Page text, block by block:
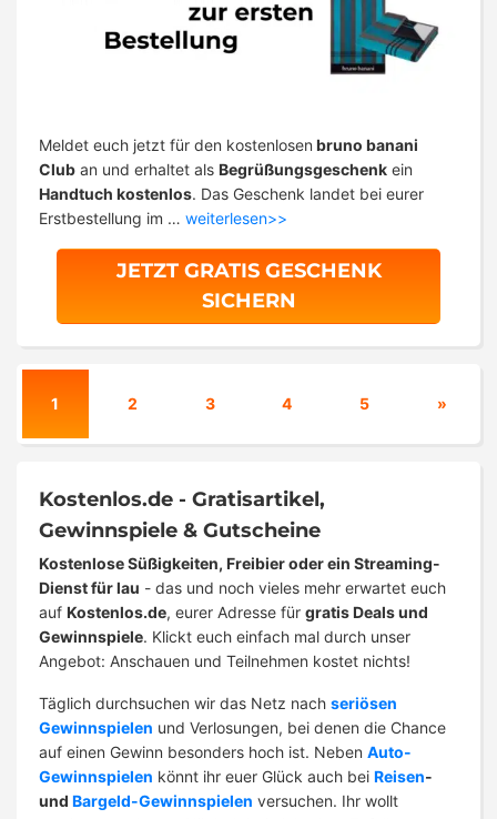
Meldet euch jetzt für den kostenlosen bruno banani
Club an und erhaltet als Begrüßungsgeschenk ein
Handtuch kostenlos. Das Geschenk landet bei eurer
Erstbestellung im … weiterlesen>>
JETZT GRATIS GESCHENK
SICHERN
1 2 3 4 5 »
Kostenlos.de - Gratisartikel,
Gewinnspiele & Gutscheine
Kostenlose Süßigkeiten, Freibier oder ein Streaming-
Dienst für lau - das und noch vieles mehr erwartet euch
auf Kostenlos.de, eurer Adresse für gratis Deals und
Gewinnspiele. Klickt euch einfach mal durch unser
Angebot: Anschauen und Teilnehmen kostet nichts!
Täglich durchsuchen wir das Netz nach seriösen
Gewinnspielen und Verlosungen, bei denen die Chance
auf einen Gewinn besonders hoch ist. Neben Auto-
Gewinnspielen könnt ihr euer Glück auch bei Reisen-
und Bargeld-Gewinnspielen versuchen. Ihr wollt